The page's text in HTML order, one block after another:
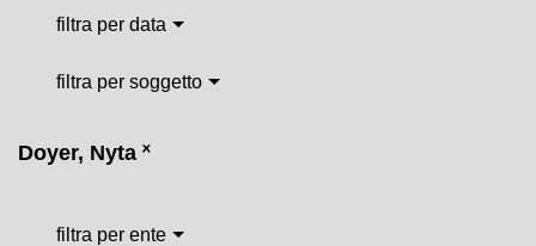
filtra per data
filtra per soggetto
Doyer, Nyta ˟
filtra per ente